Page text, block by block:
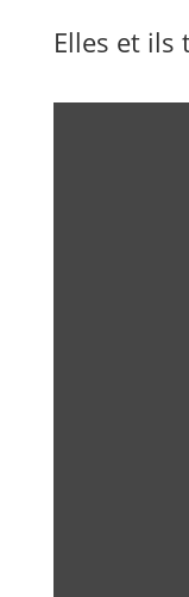
Elles et ils